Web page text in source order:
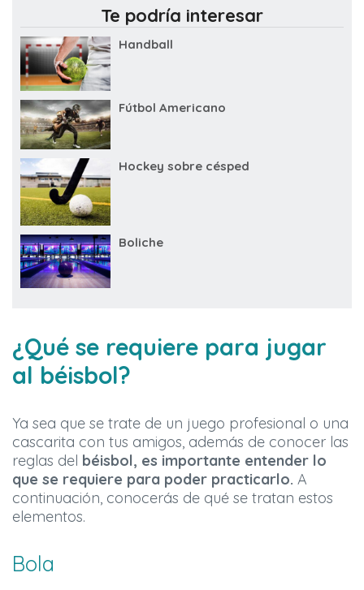
Te podría interesar
Handball
Fútbol Americano
Hockey sobre césped
Boliche
¿Qué se requiere para jugar
al béisbol?
Ya sea que se trate de un juego profesional o una
cascarita con tus amigos, además de conocer las
reglas del béisbol, es importante entender lo
que se requiere para poder practicarlo. A
continuación, conocerás de qué se tratan estos
elementos.
Bola